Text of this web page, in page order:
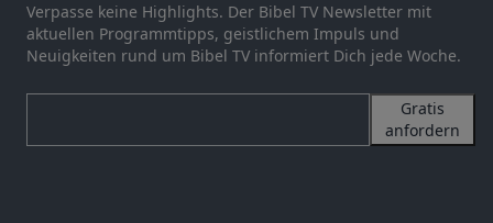
Verpasse keine Highlights. Der Bibel TV Newsletter mit
aktuellen Programmtipps, geistlichem Impuls und
Neuigkeiten rund um Bibel TV informiert Dich jede Woche.
Gratis
anfordern